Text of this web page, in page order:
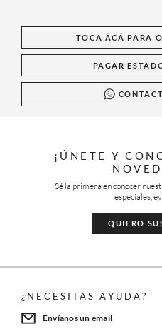
TOCA ACÁ PARA
PAGAR
¡ÚNETE Y
Sé la primera en conocer
especiales,
QUIERO
¿NECESITAS AYUDA?
Envíanos un email